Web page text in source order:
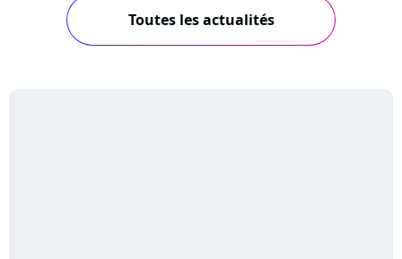
Toutes les actualités